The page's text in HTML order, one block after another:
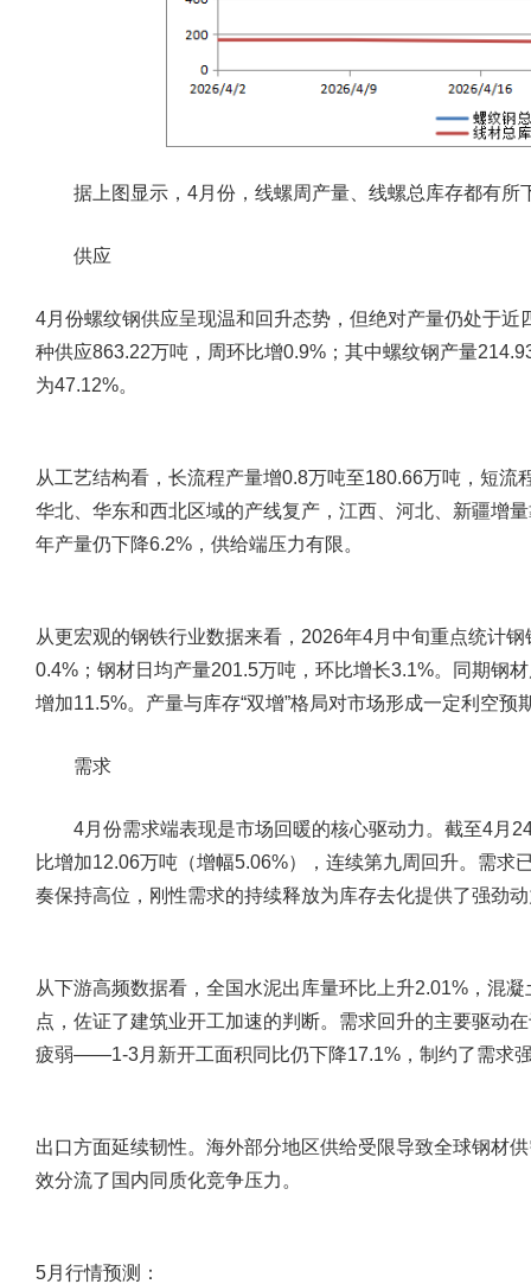
据上图显示，4月份，线螺周产量、线螺总库存都有所
供应
4月份螺纹钢供应呈现温和回升态势，但绝对产量仍处于
种供应863.22万吨，周环比增0.9%；其中螺纹钢产量
为47.12%。
从工艺结构看，长流程产量增0.8万吨至180.66万吨，短
华北、华东和西北区域的产线复产，江西、河北、新疆增
年产量仍下降6.2%，供给端压力有限。
从更宏观的钢铁行业数据来看，2026年4月中旬重点统计
0.4%；钢材日均产量201.5万吨，环比增长3.1%。同期钢
增加11.5%。产量与库存“双增”格局对市场形成一定利空预
需求
4月份需求端表现是市场回暖的核心驱动力。截至4月
比增加12.06万吨（增幅5.06%），连续第九周回升。需求
奏保持高位，刚性需求的持续释放为库存去化提供了强劲
从下游高频数据看，全国水泥出库量环比上升2.01%，混
点，佐证了建筑业开工加速的判断。需求回升的主要驱动
疲弱——1-3月新开工面积同比仍下降17.1%，制约了需求
出口方面延续韧性。海外部分地区供给受限导致全球钢材
效分流了国内同质化竞争压力。
5月行情预测：